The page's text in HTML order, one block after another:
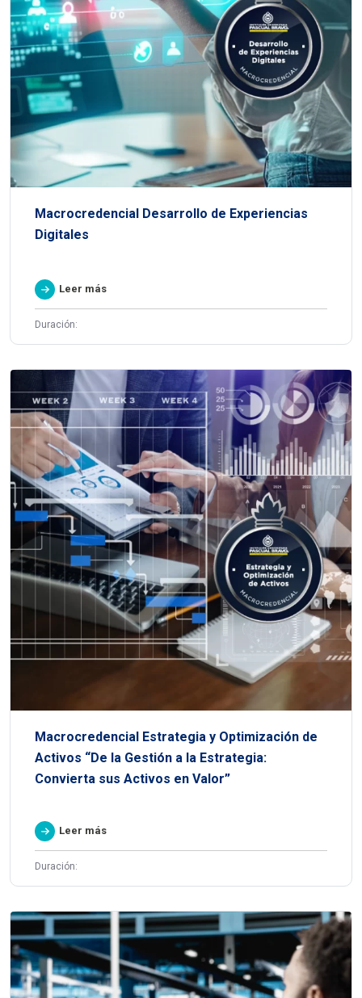
Macrocredencial Desarrollo de Experiencias
Digitales
Leer más
Duración:
Macrocredencial Estrategia y Optimización de
Activos “De la Gestión a la Estrategia:
Convierta sus Activos en Valor”
Leer más
Duración: